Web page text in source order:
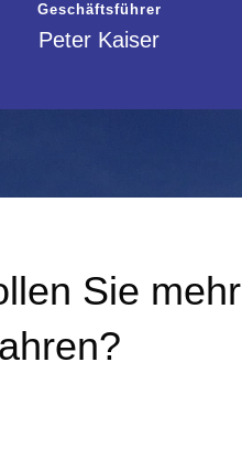
Geschäftsführer
Peter Kaiser
Sie mehr